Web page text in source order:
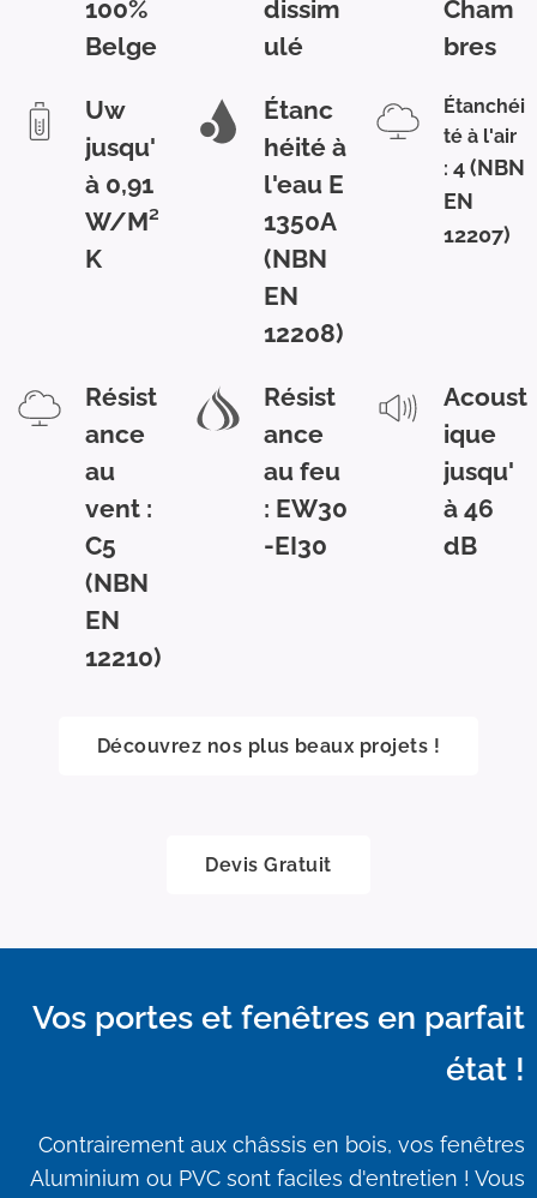
100%
Belge
dissim
ulé
Cham
bres
Uw
jusqu'
à 0,91
W/M²
K
Étanc
héité à
l'eau E
1350A
(NBN
EN
12208)
Étanchéi
té à l'air
: 4 (NBN
EN
12207)
Résist
ance
au
vent :
C5
(NBN
EN
12210)
Résist
ance
au feu
: EW30
-EI30
Acoust
ique
jusqu'
à 46
dB
Découvrez nos plus beaux projets !
Devis Gratuit
Vos portes et fenêtres en parfait
état !
Contrairement aux châssis en bois, vos fenêtres
Aluminium ou PVC sont faciles d'entretien ! Vous